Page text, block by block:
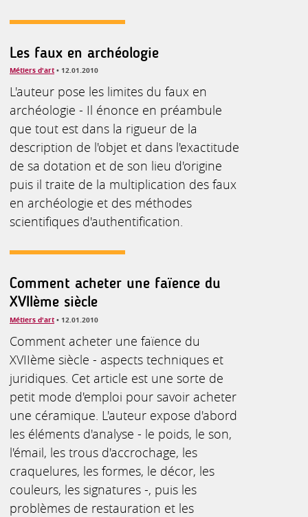
Les faux en archéologie
Métiers d'art • 12.01.2010
L'auteur pose les limites du faux en
archéologie - Il énonce en préambule
que tout est dans la rigueur de la
description de l'objet et dans l'exactitude
de sa dotation et de son lieu d'origine
puis il traite de la multiplication des faux
en archéologie et des méthodes
scientifiques d'authentification.
Comment acheter une faïence du
XVIIème siècle
Métiers d'art • 12.01.2010
Comment acheter une faïence du
XVIIème siècle - aspects techniques et
juridiques. Cet article est une sorte de
petit mode d'emploi pour savoir acheter
une céramique. L'auteur expose d'abord
les éléments d'analyse - le poids, le son,
l'émail, les trous d'accrochage, les
craquelures, les formes, le décor, les
couleurs, les signatures -, puis les
problèmes de restauration et les